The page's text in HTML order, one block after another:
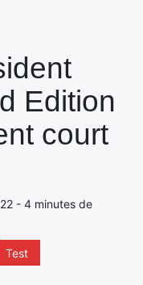
Edition
court
- 4 minutes de
Test